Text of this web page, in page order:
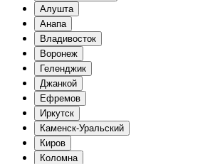
Алушта
Анапа
Владивосток
Воронеж
Геленджик
Джанкой
Ефремов
Иркутск
Каменск-Уральский
Киров
Коломна